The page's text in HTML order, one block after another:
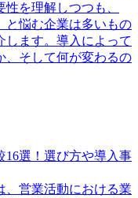
を理解しつつも、
と悩む企業は多いもの
します。導入によって
、そして何が変わるの
16選！選び方や導入事
、営業活動における業